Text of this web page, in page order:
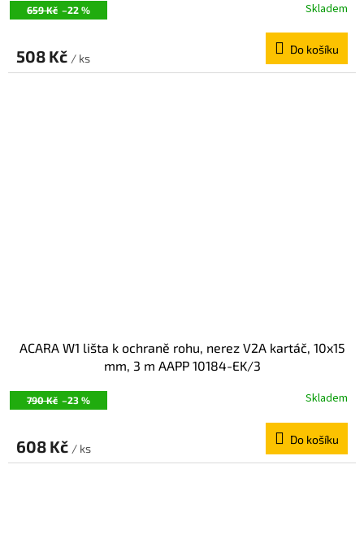
659 Kč –22 % Skladem
508 Kč / ks
Do košíku
790 Kč –23 %
ACARA W1 lišta k ochraně rohu, nerez V2A kartáč, 10x15
mm, 3 m AAPP 10184-EK/3
Skladem
608 Kč / ks
Do košíku